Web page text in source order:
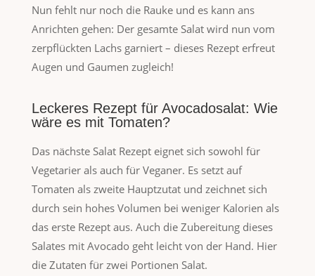
Nun fehlt nur noch die Rauke und es kann ans
Anrichten gehen: Der gesamte Salat wird nun vom
zerpflückten Lachs garniert – dieses Rezept erfreut
Augen und Gaumen zugleich!
Leckeres Rezept für Avocadosalat: Wie
wäre es mit Tomaten?
Das nächste Salat Rezept eignet sich sowohl für
Vegetarier als auch für Veganer. Es setzt auf
Tomaten als zweite Hauptzutat und zeichnet sich
durch sein hohes Volumen bei weniger Kalorien als
das erste Rezept aus. Auch die Zubereitung dieses
Salates mit Avocado geht leicht von der Hand. Hier
die Zutaten für zwei Portionen Salat.